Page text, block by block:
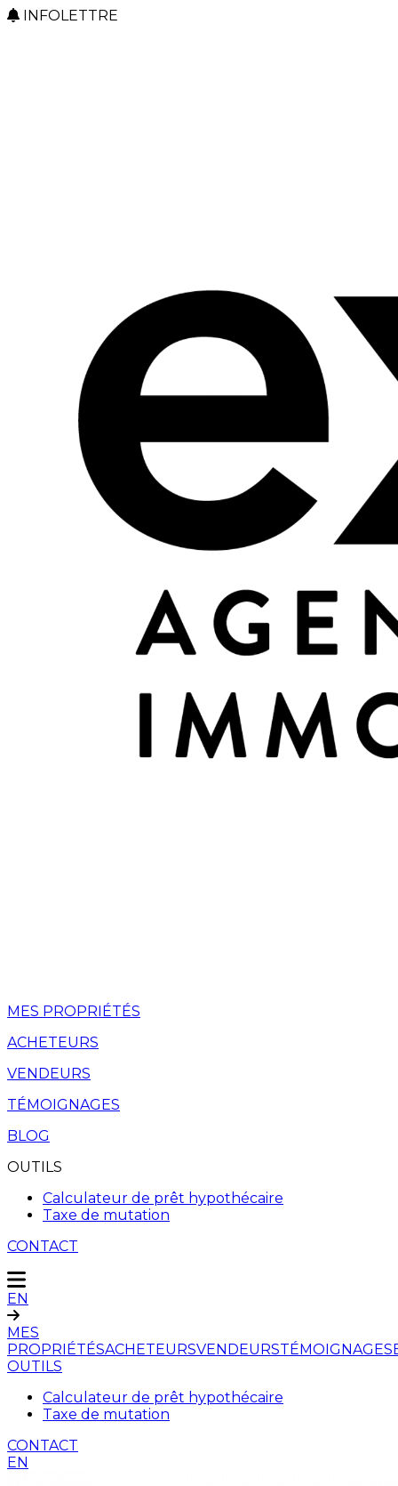
INFOLETTRE
MES PROPRIÉTÉS
ACHETEURS
VENDEURS
TÉMOIGNAGES
BLOG
OUTILS
Calculateur de prêt hypothécaire
Taxe de mutation
CONTACT
EN
MES
PROPRIÉTÉSACHETEURSVENDEURSTÉMOIGNAGES
OUTILS
Calculateur de prêt hypothécaire
Taxe de mutation
CONTACT
EN